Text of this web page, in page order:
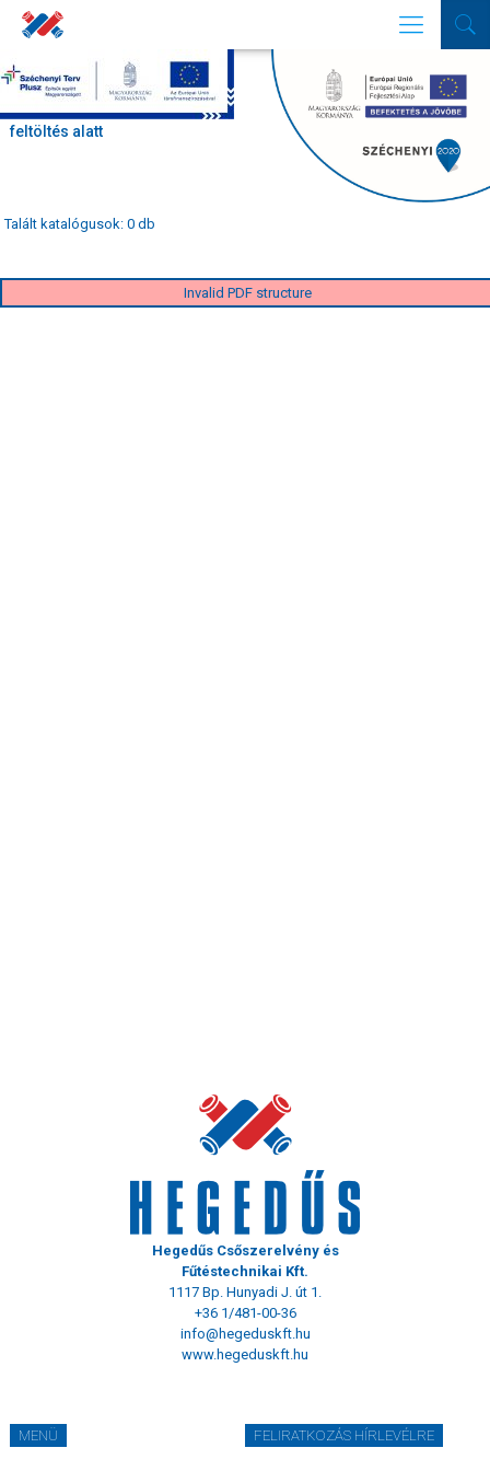
Segédletek-
feltöltés alatt
SZŰRŐ
Talált katalógusok: 0 db
Invalid PDF structure
Hegedűs Csőszerelvény és
Fűtéstechnikai Kft.
1117 Bp. Hunyadi J. út 1.
+36 1/481-00-36
info@hegeduskft.hu
www.hegeduskft.hu
FELIRATKOZÁS HÍRLEVÉLRE
MENÜ